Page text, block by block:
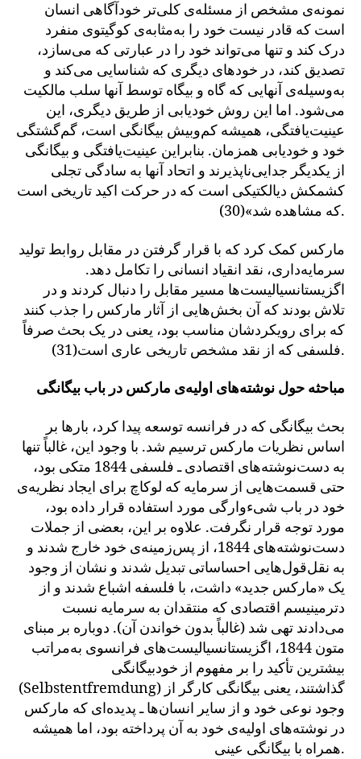
نمونه‌ی مشخص از مسئله‌ی کلی‌تر خودآگاهی انسان
است که قادر نیست خود را به‌مثابه‌ی کوگیتوی منفرد
درک کند و تنها می‌تواند خود را در عبارتی که می‌سازد،
تصدیق کند، در خودهای دیگری که شناسایی می‌کند و
به‌وسیله‌ی آنهایی که گاه و بیگاه توسط آنها سلب مالکیت
می‌شود. اما این روش خودیابی از طریق دیگری، این
عینیت‌یافتگی، همیشه کم‌وبیش بیگانگی است، گم‌گشتگی
خود و خودیابی همزمان. بنابراین عینیت‌یافتگی و بیگانگی
از یکدیگر جدایی‌ناپذیرند و اتحاد آنها به سادگی تجلی
کشمکش دیالکتیکی است که در حرکت اکید تاریخی است
که مشاهده شد»(30).
مارکس کمک کرد که با قرار گرفتن در مقابل روابط تولید
سرمایه‌داری، نقد انقیاد انسانی را تکامل دهد.
اگزیستانسیالیست‌ها مسیر مقابل را دنبال کردند و در
تلاش بودند که آن بخش‌هایی از آثار مارکس را جذب کنند
که برای رویکردشان مناسب بود، یعنی در یک بحث صرفاً
فلسفی که از نقد مشخص تاریخی عاری است(31).
مباحثه حول نوشته‌های اولیه‌ی مارکس در باب بیگانگی
بحث بیگانگی که در فرانسه توسعه پیدا کرد، بارها بر
اساس نظریات مارکس ترسیم شد. با وجود این، غالباً تنها
به دست‌نوشته‌های اقتصادی ـ فلسفی 1844 متکی بود،
حتی قسمت‌هایی از سرمایه که لوکاچ برای ایجاد نظریه‌ی
خود در باب شیءوارگی مورد استفاده قرار داده بود،
مورد توجه قرار نگرفت. علاوه بر این، بعضی از جملات
دست‌نوشته‌های 1844، از پس‌زمینه‌ی خود خارج شدند و
به نقل‌قول‌هایی احساساتی تبدیل شدند و نشان از وجود
یک «مارکس جدید» داشت، با فلسفه اشباع شدند و از
دترمینیسم اقتصادی که منتقدان به سرمایه نسبت
می‌دادند تهی شد (غالباً بدون خواندن آن). دوباره بر مبنای
متون 1844، اگزیستانسیالیست‌های فرانسوی به‌مراتب
بیشترین تأکید را بر مفهوم از خودبیگانگی
(Selbstentfremdung) گذاشتند، یعنی بیگانگی کارگر از
وجود نوعی خود و از سایر انسان‌ها ـ پدیده‌ای که مارکس
در نوشته‌های اولیه‌ی خود به آن پرداخته بود، اما همیشه
همراه با بیگانگی عینی.